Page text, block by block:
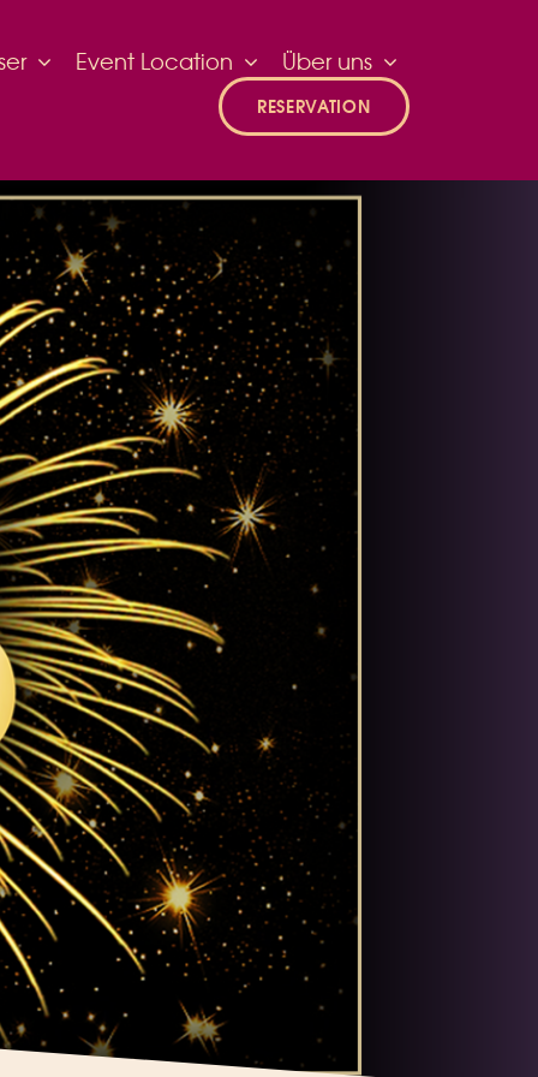
Event Location Über uns
RESERVATION